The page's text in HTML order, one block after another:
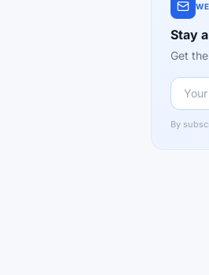
Stay
Get
By